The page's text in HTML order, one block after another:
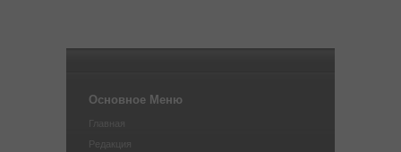
Основное Меню
Главная
Редакция